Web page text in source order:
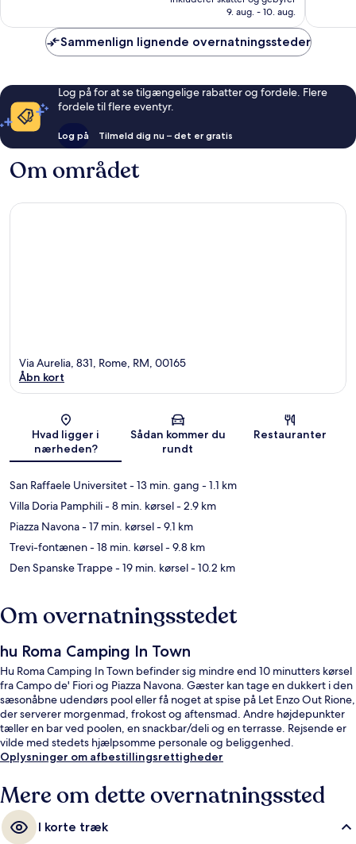
anmeldelser
398 kr.
9. aug. - 10. aug.
Sammenlign lignende overnatningssteder
Log på for at se tilgængelige rabatter og fordele. Flere
fordele til flere eventyr.
Log på Tilmeld dig nu – det er gratis
Om området
Kort
Via Aurelia, 831, Rome, RM, 00165
Åbn kort
Hvad ligger i
nærheden?
Sådan kommer du
rundt
Restauranter
San Raffaele Universitet- 13 min. gang - 1.1 km
Villa Doria Pamphili- 8 min. kørsel- 2.9 km
Piazza Navona- 17 min. kørsel- 9.1 km
Trevi-fontænen- 18 min. kørsel- 9.8 km
Den Spanske Trappe- 19 min. kørsel- 10.2 km
Om overnatningsstedet
hu Roma Camping In Town
Hu Roma Camping In Town befinder sig mindre end 10 minutters kørsel
fra Campo de' Fiori og Piazza Navona. Gæster kan tage en dukkert i den
sæsonåbne udendørs pool eller få noget at spise på Let Enzo Out Rione,
der serverer morgenmad, frokost og aftensmad. Andre højdepunkter
tæller en bar ved poolen, en snackbar/deli og en terrasse. Rejsende er
vilde med stedets hjælpsomme personale og beliggenhed.
Oplysninger om afbestillingsrettigheder
Mere om dette overnatningssted
I korte træk